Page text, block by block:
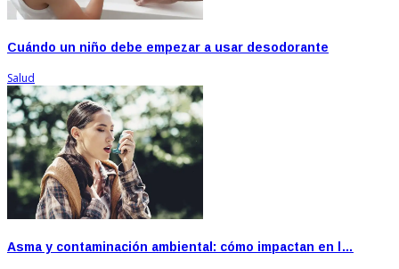
Cuándo un niño debe empezar a usar desodorante
Salud
Asma y contaminación ambiental: cómo impactan en l…